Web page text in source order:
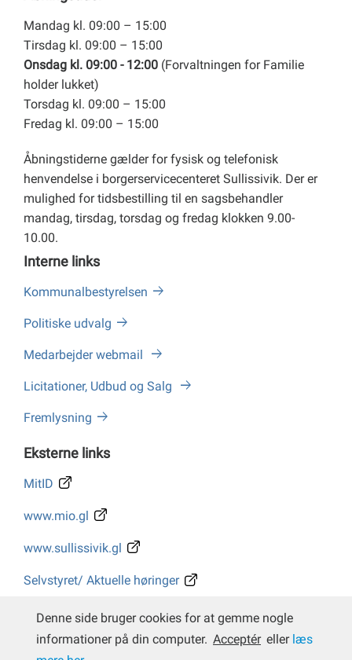
Mandag kl. 09:00 – 15:00
Tirsdag kl. 09:00 – 15:00
Onsdag kl. 09:00 - 12:00 (Forvaltningen for Familie
holder lukket)
Torsdag kl. 09:00 – 15:00
Fredag kl. 09:00 – 15:00
Åbningstiderne gælder for fysisk og telefonisk
henvendelse i borgerservicecenteret Sullissivik. Der er
mulighed for tidsbestilling til en sagsbehandler
mandag, tirsdag, torsdag og fredag klokken 9.00-
10.00.
Interne links
Kommunalbestyrelsen
Politiske udvalg
Medarbejder webmail
Licitationer, Udbud og Salg
Fremlysning
Eksterne links
MitID
www.mio.gl
www.sullissivik.gl
Selvstyret/ Aktuelle høringer
Whistleblower
Denne side bruger cookies for at gemme nogle
informationer på din computer. Acceptér eller læs